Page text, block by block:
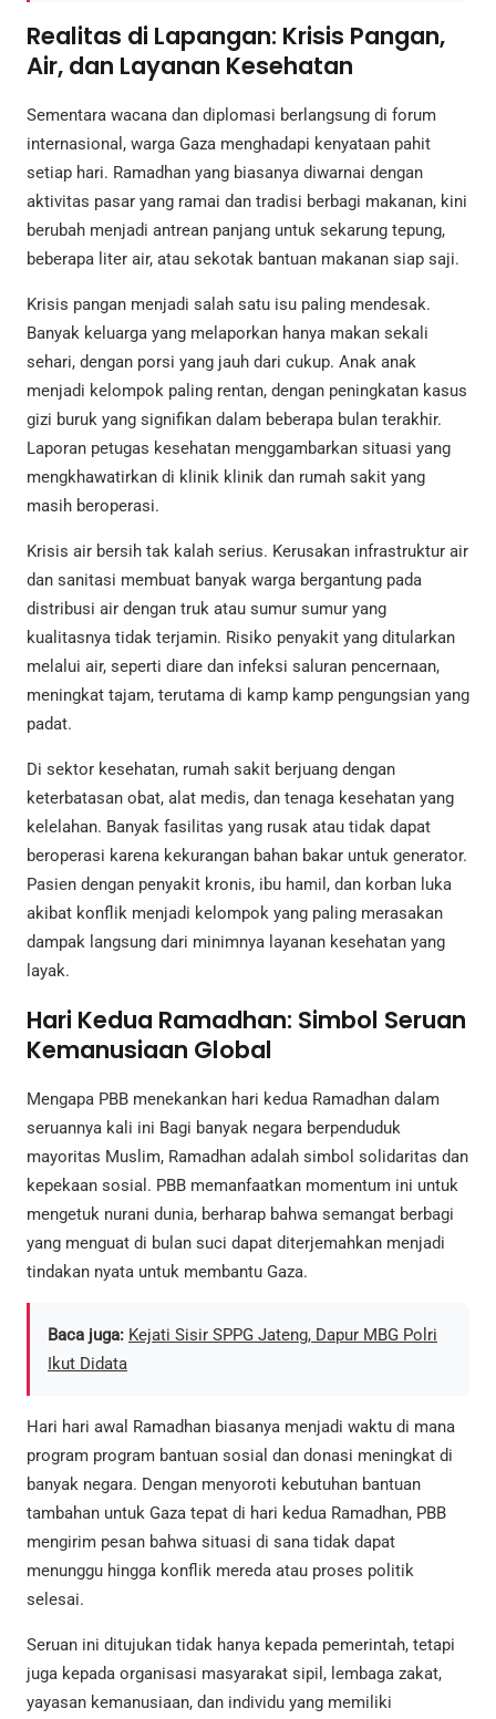
Realitas di Lapangan: Krisis Pangan,
Air, dan Layanan Kesehatan
Sementara wacana dan diplomasi berlangsung di forum
internasional, warga Gaza menghadapi kenyataan pahit
setiap hari. Ramadhan yang biasanya diwarnai dengan
aktivitas pasar yang ramai dan tradisi berbagi makanan, kini
berubah menjadi antrean panjang untuk sekarung tepung,
beberapa liter air, atau sekotak bantuan makanan siap saji.
Krisis pangan menjadi salah satu isu paling mendesak.
Banyak keluarga yang melaporkan hanya makan sekali
sehari, dengan porsi yang jauh dari cukup. Anak anak
menjadi kelompok paling rentan, dengan peningkatan kasus
gizi buruk yang signifikan dalam beberapa bulan terakhir.
Laporan petugas kesehatan menggambarkan situasi yang
mengkhawatirkan di klinik klinik dan rumah sakit yang
masih beroperasi.
Krisis air bersih tak kalah serius. Kerusakan infrastruktur air
dan sanitasi membuat banyak warga bergantung pada
distribusi air dengan truk atau sumur sumur yang
kualitasnya tidak terjamin. Risiko penyakit yang ditularkan
melalui air, seperti diare dan infeksi saluran pencernaan,
meningkat tajam, terutama di kamp kamp pengungsian yang
padat.
Di sektor kesehatan, rumah sakit berjuang dengan
keterbatasan obat, alat medis, dan tenaga kesehatan yang
kelelahan. Banyak fasilitas yang rusak atau tidak dapat
beroperasi karena kekurangan bahan bakar untuk generator.
Pasien dengan penyakit kronis, ibu hamil, dan korban luka
akibat konflik menjadi kelompok yang paling merasakan
dampak langsung dari minimnya layanan kesehatan yang
layak.
Hari Kedua Ramadhan: Simbol Seruan
Kemanusiaan Global
Mengapa PBB menekankan hari kedua Ramadhan dalam
seruannya kali ini Bagi banyak negara berpenduduk
mayoritas Muslim, Ramadhan adalah simbol solidaritas dan
kepekaan sosial. PBB memanfaatkan momentum ini untuk
mengetuk nurani dunia, berharap bahwa semangat berbagi
yang menguat di bulan suci dapat diterjemahkan menjadi
tindakan nyata untuk membantu Gaza.
Baca juga: Kejati Sisir SPPG Jateng, Dapur MBG Polri
Ikut Didata
Hari hari awal Ramadhan biasanya menjadi waktu di mana
program program bantuan sosial dan donasi meningkat di
banyak negara. Dengan menyoroti kebutuhan bantuan
tambahan untuk Gaza tepat di hari kedua Ramadhan, PBB
mengirim pesan bahwa situasi di sana tidak dapat
menunggu hingga konflik mereda atau proses politik
selesai.
Seruan ini ditujukan tidak hanya kepada pemerintah, tetapi
juga kepada organisasi masyarakat sipil, lembaga zakat,
yayasan kemanusiaan, dan individu yang memiliki